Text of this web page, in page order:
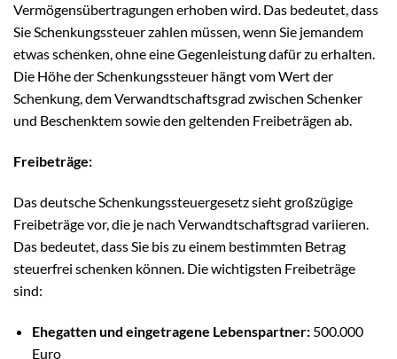
Vermögensübertragungen erhoben wird. Das bedeutet, dass
Sie Schenkungssteuer zahlen müssen, wenn Sie jemandem
etwas schenken, ohne eine Gegenleistung dafür zu erhalten.
Die Höhe der Schenkungssteuer hängt vom Wert der
Schenkung, dem Verwandtschaftsgrad zwischen Schenker
und Beschenktem sowie den geltenden Freibeträgen ab.
Freibeträge:
Das deutsche Schenkungssteuergesetz sieht großzügige
Freibeträge vor, die je nach Verwandtschaftsgrad variieren.
Das bedeutet, dass Sie bis zu einem bestimmten Betrag
steuerfrei schenken können. Die wichtigsten Freibeträge
sind:
Ehegatten und eingetragene Lebenspartner:500.000
Euro